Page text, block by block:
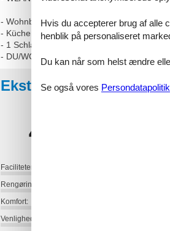
- Wohnbereich mit Boxspringcouch und
- Küchenzeile mit Geschirrspüler,
- 1 Schlafzimmer mit Boxspringbett,
- DU/WC mit Fußbodenheizung
Eksterne anmeldelser
4,2
Faciliteter:
Rengøring:
Komfort:
Venlighed:
Hvis du accepterer brug af alle
henblik på personaliseret
Du kan når som helst ændre
Se også vores Persondatapolitik